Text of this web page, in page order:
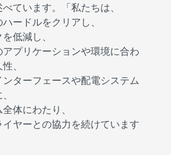
ています。「私たちは、
ードルをクリアし、
低減し、
プリケーションや環境に合わ
、
ターフェースや配電システム
体にわたり、
ヤーとの協力を続けています